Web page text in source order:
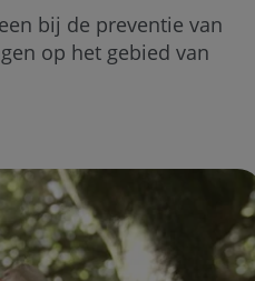
bij de preventie van
op het gebied van